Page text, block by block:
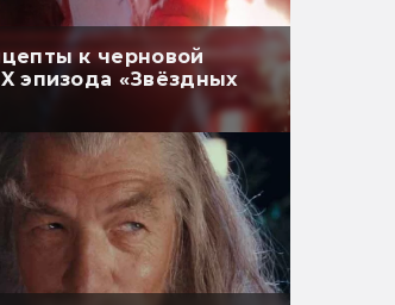
к черновой
эпизода «Звёздных